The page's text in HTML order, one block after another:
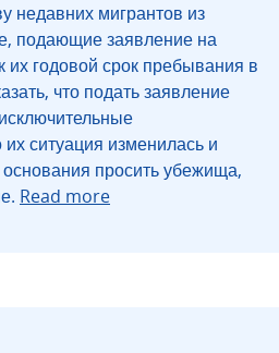
недавних мигрантов из
подающие заявление на
их годовой срок пребывания в
что подать заявление
их ситуация изменилась и
просить убежища,
Read more